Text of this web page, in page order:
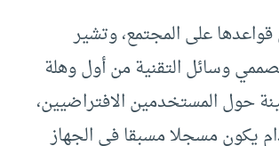
على المجتمع، وتشير
وسائل التقنية من أول وهلة
حول المستخدمين الافتراضيين،
يكون مسجلا مسبقا في الجهاز